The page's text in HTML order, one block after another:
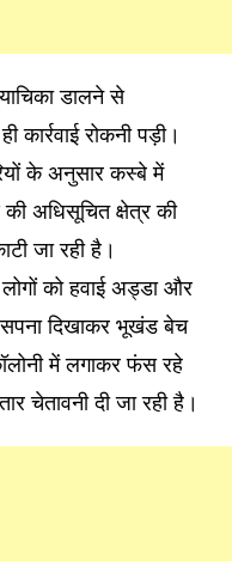
डालने से
कार्रवाई रोकनी पड़ी।
के अनुसार कस्बे में
की अधिसूचित क्षेत्र की
जा रही है।
को हवाई अड्डा और
दिखाकर भूखंड बेच
में लगाकर फंस रहे
चेतावनी दी जा रही है।